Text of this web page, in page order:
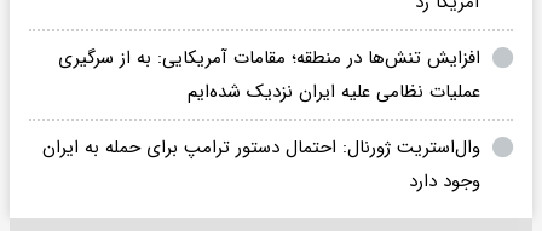
افزایش تنش‌ها در منطقه؛ مقامات آمریکایی: به از سرگیری
عملیات نظامی علیه ایران نزدیک شده‌ایم
وال‌استریت ژورنال: احتمال دستور ترامپ برای حمله به ایران
وجود دارد